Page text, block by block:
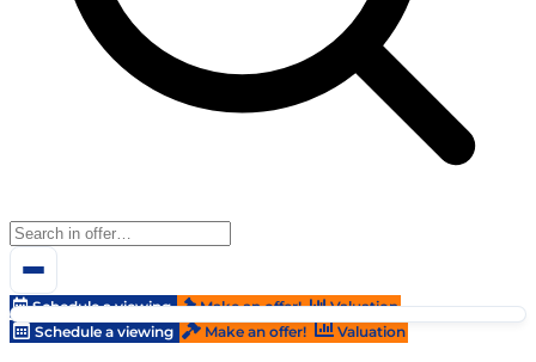
Schedule a viewing Make an offer!
Valuation
Schedule a viewing
Make an offer! Valuation